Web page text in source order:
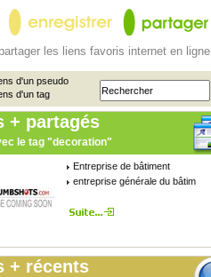
les liens favoris internet en ligne
d'un pseudo
d'un tag
+ partagés
le tag "decoration"
Entreprise de bâtiment
entreprise générale du bâtim
+ récents